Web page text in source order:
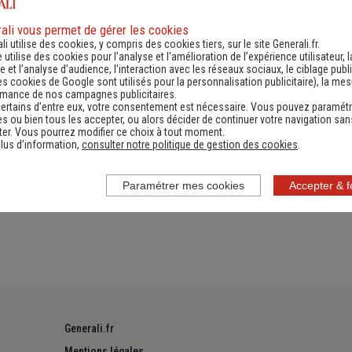
Numéro de téléphone utiles
crevaison, panne, vol, SOS Accident Europ Assistance
(...)
Generali.fr
vous permet de gérer les cookies
utilise des cookies, y compris des cookies tiers, sur le site Generali.fr.
utilise des cookies pour l’analyse et l'amélioration de l’expérience utilisateur,
et l’analyse d’audience, l’interaction avec les réseaux sociaux, le ciblage
cookies de Google sont utilisés pour la personnalisation publicitaire), la
de nos campagnes publicitaires.
d’entre eux, votre consentement est nécessaire. Vous pouvez
ou bien tous les accepter, ou alors décider de continuer votre navigation
Vous pourrez modifier ce choix à tout moment.
d’information, consulter notre politique de gestion des cookies.
Accepter &
Paramétrer mes cookies